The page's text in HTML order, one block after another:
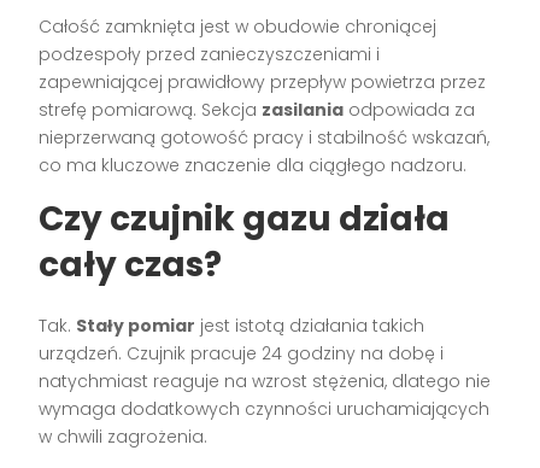
Całość zamknięta jest w obudowie chroniącej
podzespoły przed zanieczyszczeniami i
zapewniającej prawidłowy przepływ powietrza przez
strefę pomiarową. Sekcja zasilania odpowiada za
nieprzerwaną gotowość pracy i stabilność wskazań,
co ma kluczowe znaczenie dla ciągłego nadzoru.
Czy czujnik gazu działa
cały czas?
Tak. Stały pomiar jest istotą działania takich
urządzeń. Czujnik pracuje 24 godziny na dobę i
natychmiast reaguje na wzrost stężenia, dlatego nie
wymaga dodatkowych czynności uruchamiających
w chwili zagrożenia.